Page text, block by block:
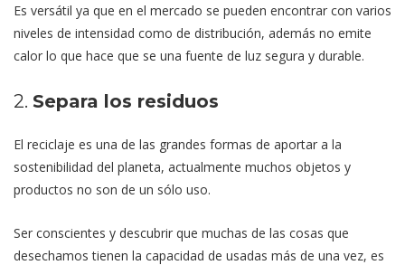
Es versátil ya que en el mercado se pueden encontrar con varios
niveles de intensidad como de distribución, además no emite
calor lo que hace que se una fuente de luz segura y durable.
2. Separa los residuos
El reciclaje es una de las grandes formas de aportar a la
sostenibilidad del planeta, actualmente muchos objetos y
productos no son de un sólo uso.
Ser conscientes y descubrir que muchas de las cosas que
desechamos tienen la capacidad de usadas más de una vez, es